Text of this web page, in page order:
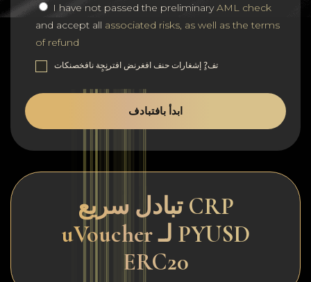
I have not passed the preliminaryAML check
and accept all associated risks, as well as the terms
of refund
تف?ٍ إشغارات حنف افغرنض افترنٍجٍة نافخصنكات
ابدأ بافتبادف
تبادل سريع CRP
uVoucher لـ PYUSD
ERC20